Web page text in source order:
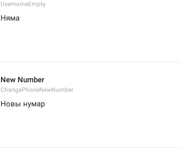
UsernameEmpty
Няма
New Number
ChangePhoneNewNumber
Новы нумар